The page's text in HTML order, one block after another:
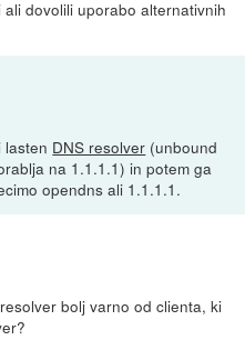
dovolili uporabo alternativnih
lasten DNS resolver (unbound
na 1.1.1.1) in potem ga
opendns ali 1.1.1.1.
bolj varno od clienta, ki